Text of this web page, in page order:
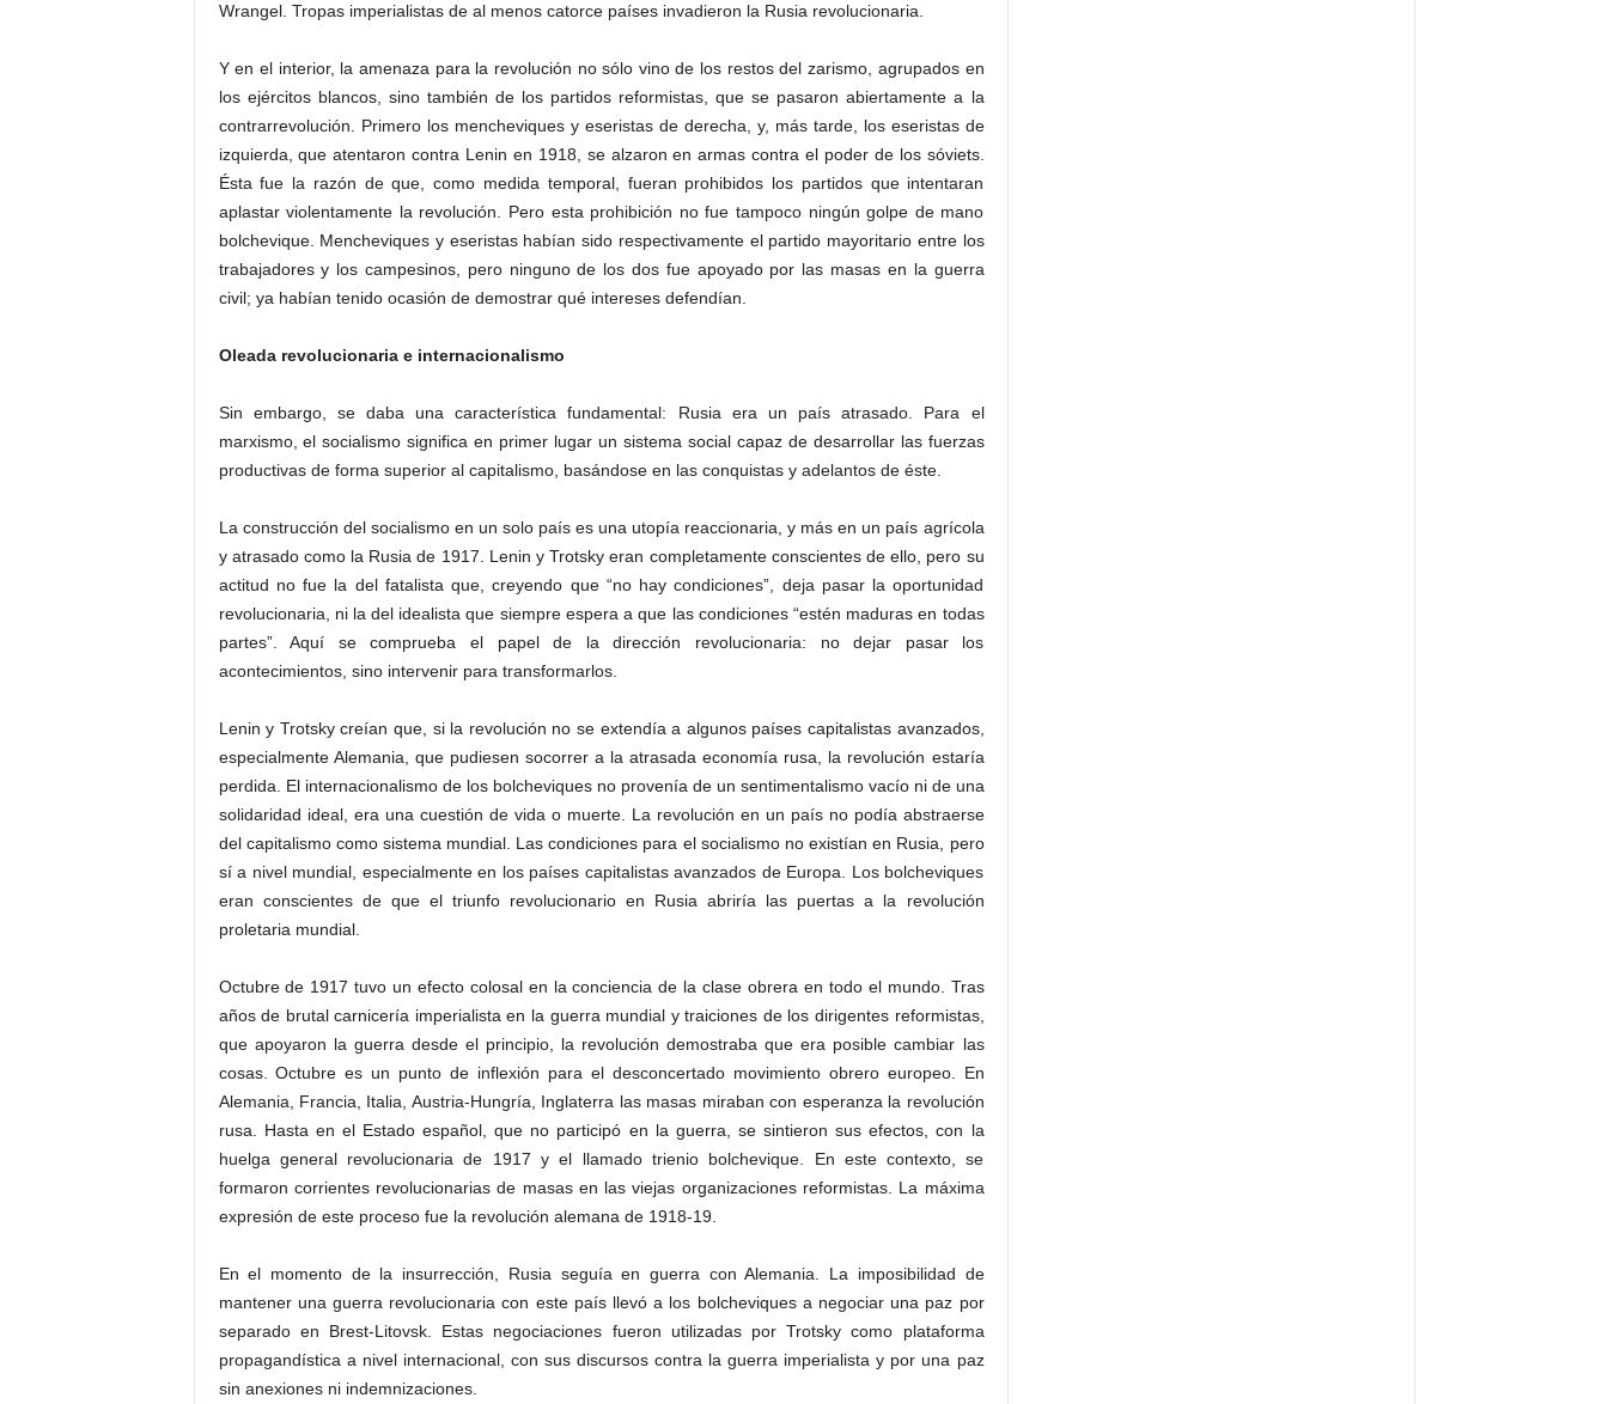
Wrangel. Tropas imperialistas de al menos catorce países invadieron la Rusia revolucionaria.
Y en el interior, la amenaza para la revolución no sólo vino de los restos del zarismo, agrupados en
los ejércitos blancos, sino también de los partidos reformistas, que se pasaron abiertamente a la
contrarrevolución. Primero los mencheviques y eseristas de derecha, y, más tarde, los eseristas de
izquierda, que atentaron contra Lenin en 1918, se alzaron en armas contra el poder de los sóviets.
Ésta fue la razón de que, como medida temporal, fueran prohibidos los partidos que intentaran
aplastar violentamente la revolución. Pero esta prohibición no fue tampoco ningún golpe de mano
bolchevique. Mencheviques y eseristas habían sido respectivamente el partido mayoritario entre los
trabajadores y los campesinos, pero ninguno de los dos fue apoyado por las masas en la guerra
civil; ya habían tenido ocasión de demostrar qué intereses defendían.
Oleada revolucionaria e internacionalismo
Sin embargo, se daba una característica fundamental: Rusia era un país atrasado. Para el
marxismo, el socialismo significa en primer lugar un sistema social capaz de desarrollar las fuerzas
productivas de forma superior al capitalismo, basándose en las conquistas y adelantos de éste.
La construcción del socialismo en un solo país es una utopía reaccionaria, y más en un país agrícola
y atrasado como la Rusia de 1917. Lenin y Trotsky eran completamente conscientes de ello, pero su
actitud no fue la del fatalista que, creyendo que “no hay condiciones”, deja pasar la oportunidad
revolucionaria, ni la del idealista que siempre espera a que las condiciones “estén maduras en todas
partes”. Aquí se comprueba el papel de la dirección revolucionaria: no dejar pasar los
acontecimientos, sino intervenir para transformarlos.
Lenin y Trotsky creían que, si la revolución no se extendía a algunos países capitalistas avanzados,
especialmente Alemania, que pudiesen socorrer a la atrasada economía rusa, la revolución estaría
perdida. El internacionalismo de los bolcheviques no provenía de un sentimentalismo vacío ni de una
solidaridad ideal, era una cuestión de vida o muerte. La revolución en un país no podía abstraerse
del capitalismo como sistema mundial. Las condiciones para el socialismo no existían en Rusia, pero
sí a nivel mundial, especialmente en los países capitalistas avanzados de Europa. Los bolcheviques
eran conscientes de que el triunfo revolucionario en Rusia abriría las puertas a la revolución
proletaria mundial.
Octubre de 1917 tuvo un efecto colosal en la conciencia de la clase obrera en todo el mundo. Tras
años de brutal carnicería imperialista en la guerra mundial y traiciones de los dirigentes reformistas,
que apoyaron la guerra desde el principio, la revolución demostraba que era posible cambiar las
cosas. Octubre es un punto de inflexión para el desconcertado movimiento obrero europeo. En
Alemania, Francia, Italia, Austria-Hungría, Inglaterra las masas miraban con esperanza la revolución
rusa. Hasta en el Estado español, que no participó en la guerra, se sintieron sus efectos, con la
huelga general revolucionaria de 1917 y el llamado trienio bolchevique. En este contexto, se
formaron corrientes revolucionarias de masas en las viejas organizaciones reformistas. La máxima
expresión de este proceso fue la revolución alemana de 1918-19.
En el momento de la insurrección, Ru­sia seguía en guerra con Alemania. La imposibilidad de
mantener una guerra revolucionaria con este país llevó a los bolcheviques a negociar una paz por
separado en Brest-Litovsk. Estas negociaciones fueron utilizadas por Trotsky como plataforma
propagandística a nivel internacional, con sus discursos contra la guerra imperialista y por una paz
sin anexiones ni indemnizaciones.